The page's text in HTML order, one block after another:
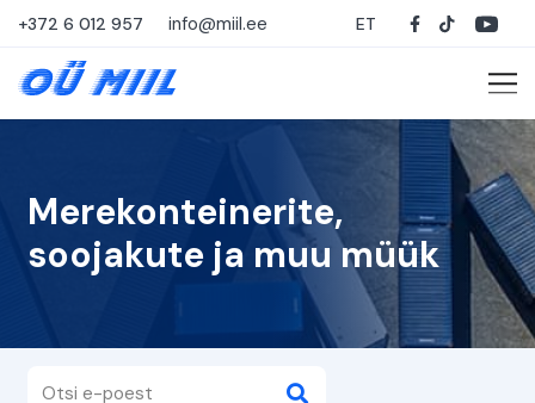
+372 6 012 957 info@miil.ee ET
Merekonteinerite,
soojakute ja muu müük